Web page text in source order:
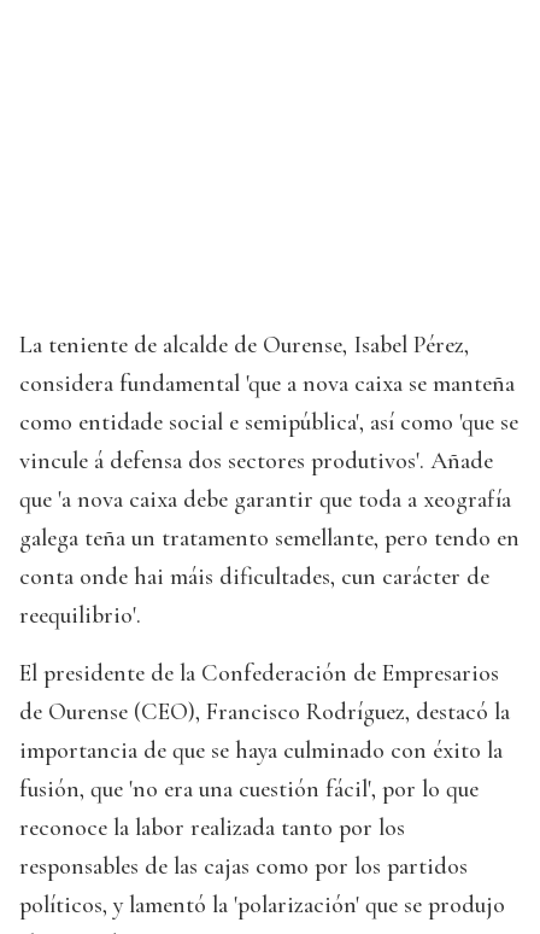
La teniente de alcalde de Ourense, Isabel Pérez,
considera fundamental 'que a nova caixa se manteña
como entidade social e semipública', así como 'que se
vincule á defensa dos sectores produtivos'. Añade
que 'a nova caixa debe garantir que toda a xeografía
galega teña un tratamento semellante, pero tendo en
conta onde hai máis dificultades, cun carácter de
reequilibrio'.
El presidente de la Confederación de Empresarios
de Ourense (CEO), Francisco Rodríguez, destacó la
importancia de que se haya culminado con éxito la
fusión, que 'no era una cuestión fácil', por lo que
reconoce la labor realizada tanto por los
responsables de las cajas como por los partidos
políticos, y lamentó la 'polarización' que se produjo